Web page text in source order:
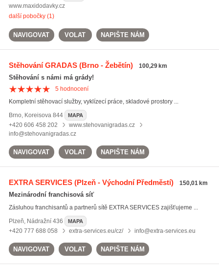
www.maxidodavky.cz
další pobočky (1)
NAVIGOVAT VOLAT NAPIŠTE NÁM
Stěhování GRADAS(Brno - Žebětín) 100,29 km
Stěhování s námi má grády!
5hodnocení
Kompletní stěhovací služby, vyklízecí práce, skladové prostory ...
Brno, Koreisova 844 MAPA
+420 606 458 202
www.stehovanigradas.cz
info@stehovanigradas.cz
NAVIGOVAT VOLAT NAPIŠTE NÁM
EXTRA SERVICES(Plzeň - Východní Předměstí) 150,01 km
Mezinárodní franchisová síť
Zásluhou franchisantů a partnerů sítě EXTRA SERVICES zajišťujeme ...
Plzeň, Nádražní 436 MAPA
+420 777 688 058 extra-services.eu/cz/ info@extra-services.eu
NAVIGOVAT VOLAT NAPIŠTE NÁM